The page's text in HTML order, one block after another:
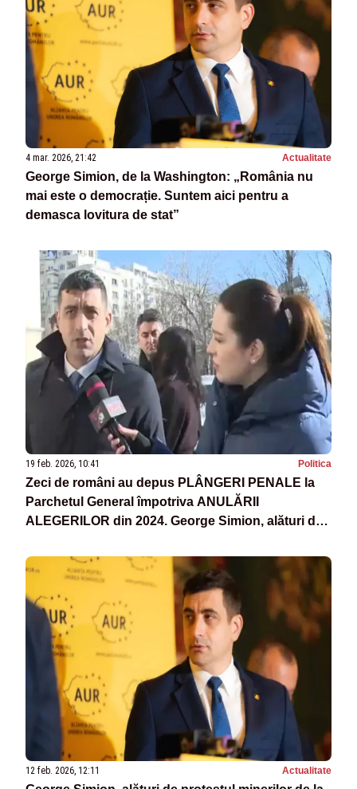
4 mar. 2026, 21:42 Actualitate
George Simion, de la Washington: „România nu
mai este o democrație. Suntem aici pentru a
demasca lovitura de stat”
19 feb. 2026, 10:41 Politica
Zeci de români au depus PLÂNGERI PENALE la
Parchetul General împotriva ANULĂRII
ALEGERILOR din 2024. George Simion, alături de
12 feb. 2026, 12:11 Actualitate